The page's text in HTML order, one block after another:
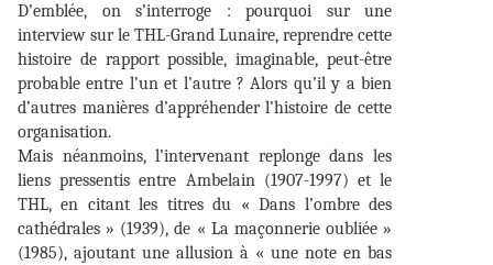
D’emblée, on s’interroge : pourquoi sur une
interview sur le THL-Grand Lunaire, reprendre cette
histoire de rapport possible, imaginable, peut-être
probable entre l’un et l’autre ? Alors qu’il y a bien
d’autres manières d’appréhender l’histoire de cette
organisation.
Mais néanmoins, l’intervenant replonge dans les
liens pressentis entre Ambelain (1907-1997) et le
THL, en citant les titres du « Dans l’ombre des
cathédrales » (1939), de « La maçonnerie oubliée »
(1985), ajoutant une allusion à « une note en bas